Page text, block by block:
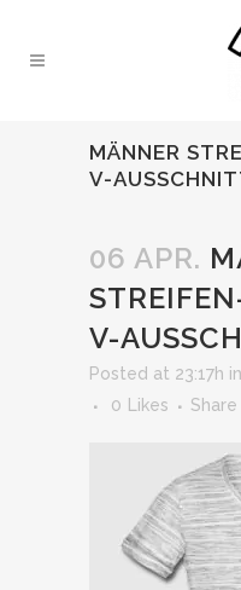
MÄNNER
V-
06 APR.
V-
Posted at 23:17h in
0
Likes Share